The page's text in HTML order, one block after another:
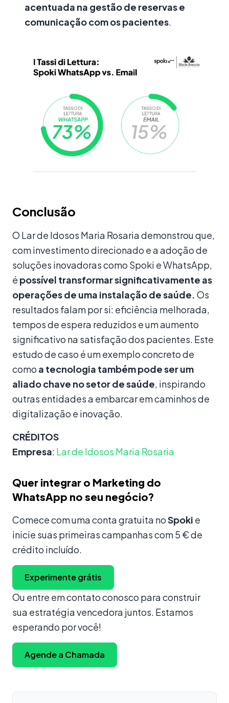
acentuada na gestão de reservas e
comunicação com os pacientes.
Conclusão
O Lar de Idosos Maria Rosaria demonstrou que,
com investimento direcionado e a adoção de
soluções inovadoras como Spoki e WhatsApp,
é possível transformar significativamente as
operações de uma instalação de saúde. Os
resultados falam por si: eficiência melhorada,
tempos de espera reduzidos e um aumento
significativo na satisfação dos pacientes. Este
estudo de caso é um exemplo concreto de
como a tecnologia também pode ser um
aliado chave no setor de saúde, inspirando
outras entidades a embarcar em caminhos de
digitalização e inovação.
CRÉDITOS
Empresa: Lar de Idosos Maria Rosaria
Quer integrar o Marketing do
WhatsApp no seu negócio?
Comece com uma conta gratuita noSpoki e
inicie suas primeiras campanhas com 5 € de
crédito incluído.
Experimente grátis
Ou entre em contato conosco para construir
sua estratégia vencedora juntos. Estamos
esperando por você!
Agende a Chamada